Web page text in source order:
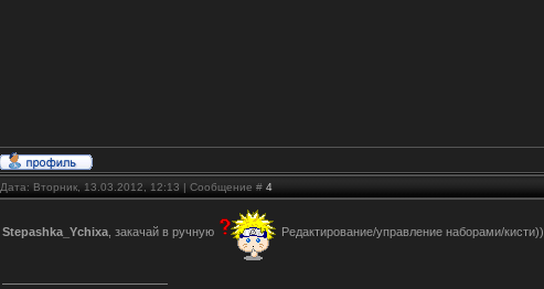
Дата: Вторник, 13.03.2012, 12:13 | Сообщение # 4
Stepashka_Ychixa , закачай в ручную Редактирование/управление наборами/кисти))